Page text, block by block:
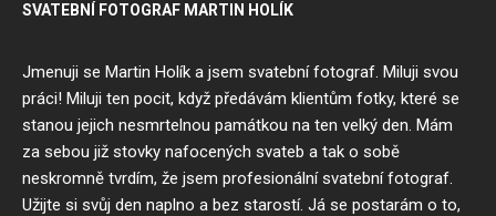
SVATEBNÍ FOTOGRAF MARTIN HOLÍK
Jmenuji se Martin Holík a jsem svatební fotograf. Miluji svou
práci! Miluji ten pocit, když předávám klientům fotky, které se
stanou jejich nesmrtelnou památkou na ten velký den. Mám
za sebou již stovky nafocených svateb a tak o sobě
neskromně tvrdím, že jsem profesionální svatební fotograf.
Užijte si svůj den naplno a bez starostí. Já se postarám o to,